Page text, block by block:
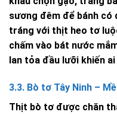
sương đêm để bánh có
tráng với thịt heo tơ
chấm vào bát nước
lan tỏa đầu lưỡi khiến
3.3. Bò tơ Tây Ninh –
Thịt bò tơ được chăn